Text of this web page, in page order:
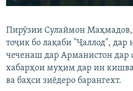
Auto 240p 360p
720p 1080p
Пирӯзии Сулаймон
тоҷик бо лақаби "Ҷаллод", дар
чеченаш дар Арманистон дар
хабарҳои муҳим дар ин
ва баҳси зиёдеро барангехт.